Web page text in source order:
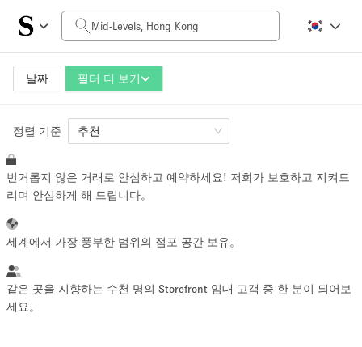
날짜 필터 더 보기
일일 비용
HK$0
공간 크기
100 sq ft 5000+ sq ft
~ 13 명
정렬 기준 추천
번거롭지 않은 거래로 안심하고 예약하세요! 저희가 보호하고 지켜드
리며 안심하게 해 드립니다。
세계에서 가장 풍부한 범위의 점포 공간 보유。
같은 곳을 지향하는 수천 명의 Storefront 임대 고객 중 한 분이 되어보
세요。